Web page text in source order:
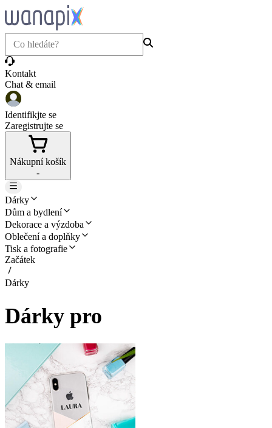
Kontakt
Chat & email
Identifikjte se
Zaregistrujte se
Nákupní košík
-
Dárky
Dům a bydlení
Dekorace a výzdoba
Oblečení a doplňky
Tisk a fotografie
Začátek
Dárky
Dárky pro